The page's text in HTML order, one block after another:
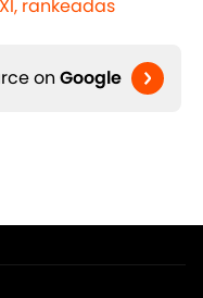
rankeadas
on Google